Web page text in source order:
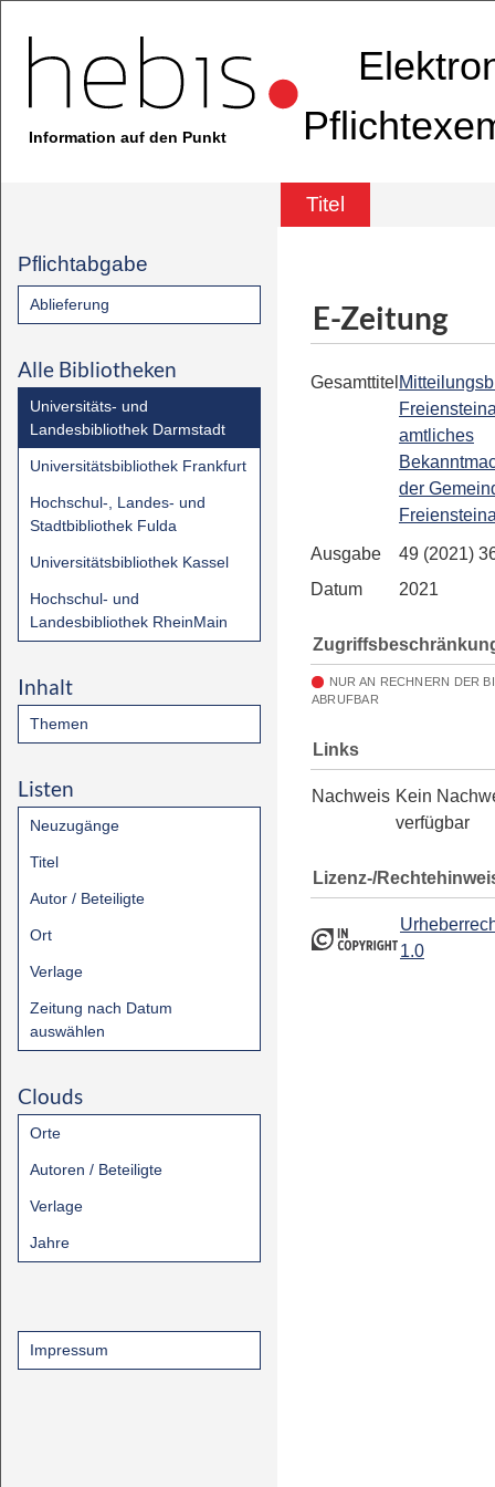
Information auf den Punkt
Titel
Pflichtabgabe
Ablieferung
Alle Bibliotheken
Universitäts- und
Landesbibliothek Darmstadt
Universitätsbibliothek Frankfurt
Hochschul-, Landes- und
Stadtbibliothek Fulda
Universitätsbibliothek Kassel
Hochschul- und
Landesbibliothek RheinMain
Inhalt
Themen
Listen
Neuzugänge
Titel
Autor / Beteiligte
Ort
Verlage
Zeitung nach Datum
auswählen
Clouds
Orte
Autoren / Beteiligte
Verlage
Jahre
Impressum
E-Zeitung
Gesamttitel
amtliches
der
Ausgabe
49 (2021)
Datum
2021
NUR AN RECHNERN DER
ABRUFBAR
Links
Nachweis Kein
verfügbar
Lizenz-/
1.0